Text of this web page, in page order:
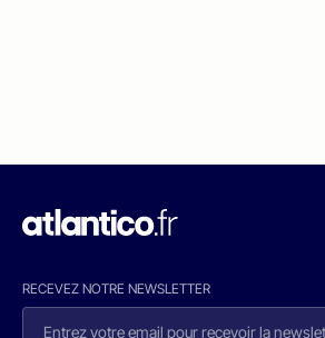
RECEVEZ NOTRE NEWSLETTER